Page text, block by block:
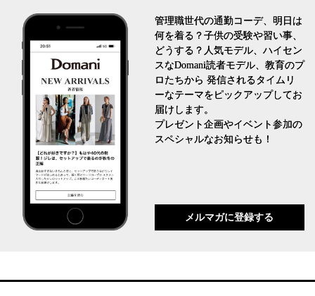
管理職世代の通勤コーデ、明日は
何を着る？子供の受験や習い事、
どうする？人気モデル、ハイセン
スなDomani読者モデル、教育のプ
ロたちから 発信されるタイムリ
ーなテーマをピックアップしてお
届けします。
プレゼント企画やイベント参加の
スペシャルなお知らせも！
メルマガに登録する